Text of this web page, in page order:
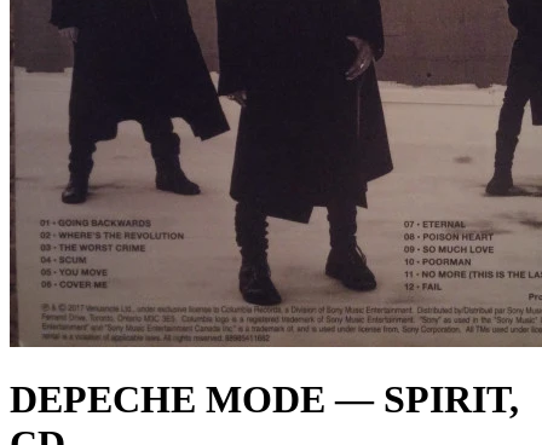
DEPECHE MODE — SPIRIT,